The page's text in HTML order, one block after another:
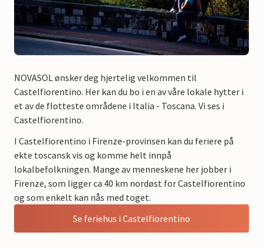
NOVASOL ønsker deg hjertelig velkommen til
Castelfiorentino. Her kan du bo i en av våre lokale hytter i
et av de flotteste områdene i Italia - Toscana. Vi ses i
Castelfiorentino.
I Castelfiorentino i Firenze-provinsen kan du feriere på
ekte toscansk vis og komme helt innpå
lokalbefolkningen. Mange av menneskene her jobber i
Firenze, som ligger ca 40 km nordøst for Castelfiorentino
og som enkelt kan nås med toget.
Se feriehus i Castelfiorentino